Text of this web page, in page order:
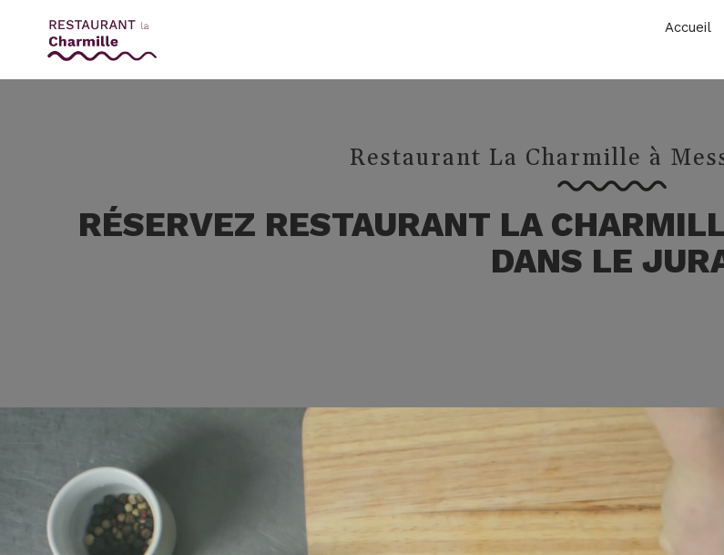
Accueil
Restaurant La Charmille à
RÉSERVEZ RESTAURANT LA
DANS LE